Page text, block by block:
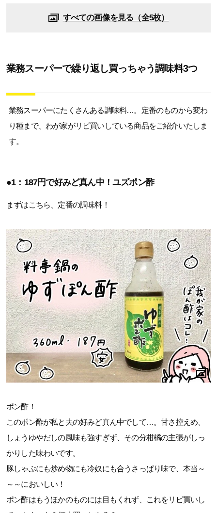
すべての画像を見る（全5枚）
業務スーパーで繰り返し買っちゃう調味料3つ
業務スーパーにたくさんある調味料…。定番のものから変わ
り種まで、わが家がリピ買いしている商品をご紹介いたしま
す。
●1：187円で好みど真ん中！ユズポン酢
まずはこちら、定番の調味料！
ポン酢！
このポン酢が私と夫の好みど真ん中でして…。甘さ控えめ、
しょうゆやだしの風味も強すぎず、その分柑橘の主張がしっ
かりした味わいです。
豚しゃぶにも炒め物にも冷奴にも合うさっぱり味で、本当～
～～においしい！
ポン酢はもうほかのものには目もくれず、これをリピ買いし